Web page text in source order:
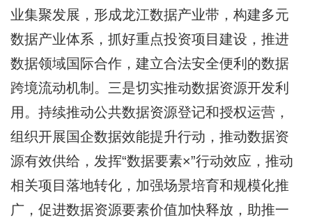
业集聚发展，形成龙江数据产业带，构建多元
数据产业体系，抓好重点投资项目建设，推进
数据领域国际合作，建立合法安全便利的数据
跨境流动机制。三是切实推动数据资源开发利
用。持续推动公共数据资源登记和授权运营，
组织开展国企数据效能提升行动，推动数据资
源有效供给，发挥“数据要素×”行动效应，推动
相关项目落地转化，加强场景培育和规模化推
广，促进数据资源要素价值加快释放，助推一